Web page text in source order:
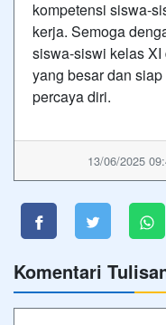
kompetensi siswa-
kerja. Semoga
siswa-siswi kelas
yang besar dan
percaya diri.
13/06/2025
Komentari